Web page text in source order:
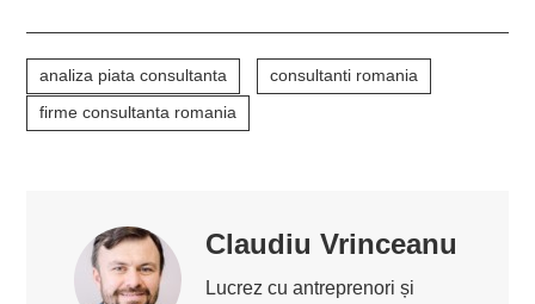
analiza piata consultanta
consultanti romania
firme consultanta romania
Claudiu Vrinceanu
Lucrez cu antreprenori și